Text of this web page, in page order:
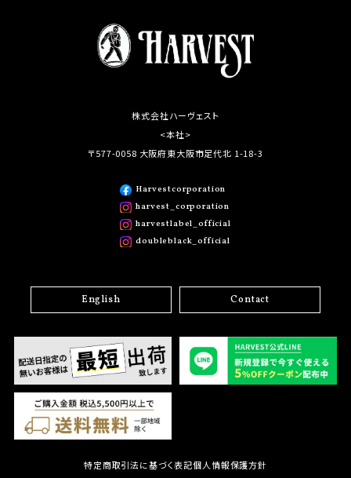
株式会社ハーヴェスト
<本社>
〒577-0058 大阪府東大阪市足代北 1-18-3
Harvestcorporation
harvest_corporation
harvestlabel_official
doubleblack_official
English Contact
特定商取引法に基づく表記個人情報保護方針